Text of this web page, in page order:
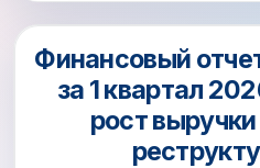
Финансовый
за 1 квартал
рост